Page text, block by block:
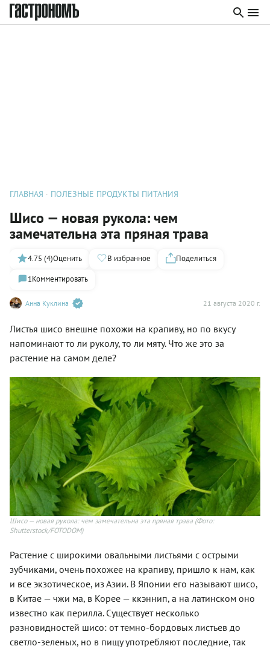
ГЛАВНАЯ ПОЛЕЗНЫЕ ПРОДУКТЫ ПИТАНИЯ
Шисо — новая рукола: чем
замечательна эта пряная трава
Анна Куклина 21 августа 2020 г.
4.75 (4)Оценить В избранное
Поделиться
1Комментировать
Листья шисо внешне похожи на крапиву, но по вкусу
напоминают то ли руколу, то ли мяту. Что же это за
растение на самом деле?
Шисо — новая рукола: чем замечательна эта пряная трава (Фото:
Shutterstock/FOTODOM)
Растение с широкими овальными листьями с острыми
зубчиками, очень похожее на крапиву, пришло к нам, как
и все экзотическое, из Азии. В Японии его называют шисо,
в Китае — чжи ма, в Корее — ккэннип, а на латинском оно
известно как перилла. Существует несколько
разновидностей шисо: от темно-бордовых листьев до
светло-зеленых, но в пищу употребляют последние, так